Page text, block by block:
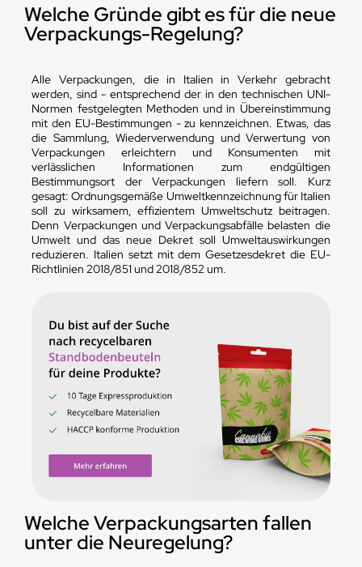
Welche Gründe gibt es für die neue
Verpackungs-Regelung?
Alle Verpackungen, die in Italien in Verkehr gebracht
werden, sind - entsprechend der in den technischen UNI-
Normen festgelegten Methoden und in Übereinstimmung
mit den EU-Bestimmungen - zu kennzeichnen. Etwas, das
die Sammlung, Wiederverwendung und Verwertung von
Verpackungen erleichtern und Konsumenten mit
verlässlichen Informationen zum endgültigen
Bestimmungsort der Verpackungen liefern soll. Kurz
gesagt: Ordnungsgemäße Umweltkennzeichnung für Italien
soll zu wirksamem, effizientem Umweltschutz beitragen.
Denn Verpackungen und Verpackungsabfälle belasten die
Umwelt und das neue Dekret soll Umweltauswirkungen
reduzieren. Italien setzt mit dem Gesetzesdekret die EU-
Richtlinien 2018/851 und 2018/852 um.
Welche Verpackungsarten fallen
unter die Neuregelung?